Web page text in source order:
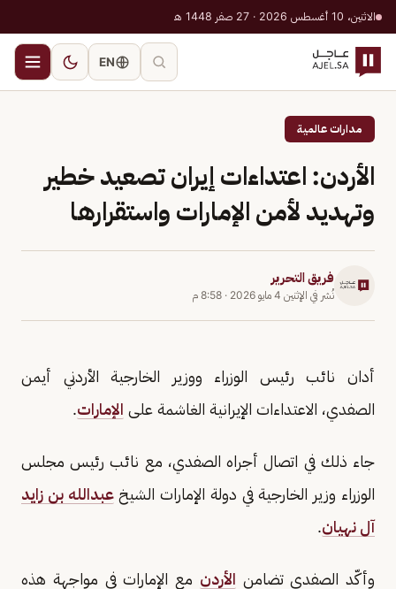
الاثنين، 10 أغسطس 2026 · 27 صفر 1448 هـ
EN
مدارات عالمية
الأردن: اعتداءات إيران تصعيد خطير
وتهديد لأمن الإمارات واستقرارها
فريق التحرير
نُشر في الإثنين 4 مايو 2026 · 8:58 م
أدان نائب رئيس الوزراء ووزير الخارجية الأردني أيمن
الصفدي، الاعتداءات الإيرانية الغاشمة على الإمارات.
جاء ذلك في اتصال أجراه الصفدي، مع نائب رئيس مجلس
الوزراء وزير الخارجية في دولة الإمارات الشيخعبدالله بن زايد
آل نهيان.
وأكّد الصفدي تضامن الأردن مع الإمارات في مواجهة هذه